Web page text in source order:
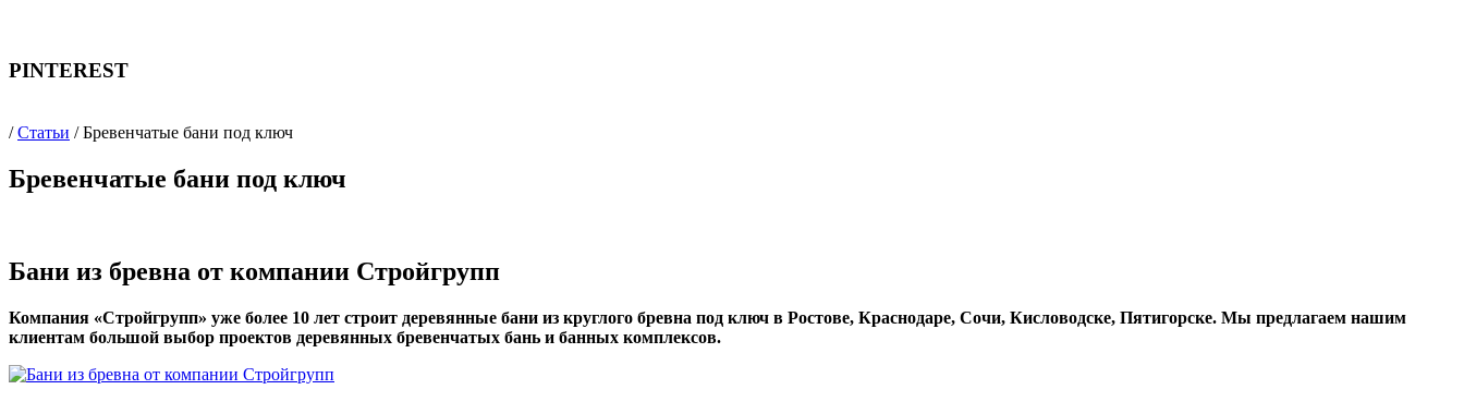
PINTEREST
/Статьи / Бревенчатые бани под ключ
Бревенчатые бани под ключ
Бани из бревна от компании Стройгрупп
Компания «Стройгрупп» уже более 10 лет строит деревянные бани из круглого бревна под ключ в Ростове, Краснодаре, Сочи, Кисловодске, Пятигорске. Мы предлагаем нашим
клиентам большой выбор проектов деревянных бревенчатых бань и банных комплексов.